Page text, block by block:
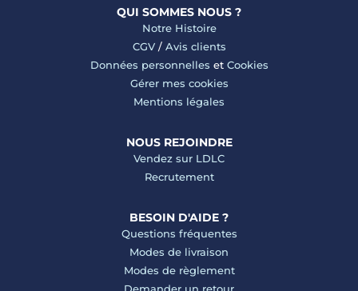
QUI SOMMES NOUS ?
Notre Histoire
CGV/ Avis clients
Données personnelles et Cookies
Gérer mes cookies
Mentions légales
NOUS REJOINDRE
Vendez sur LDLC
Recrutement
BESOIN D'AIDE ?
Questions fréquentes
Modes de livraison
Modes de règlement